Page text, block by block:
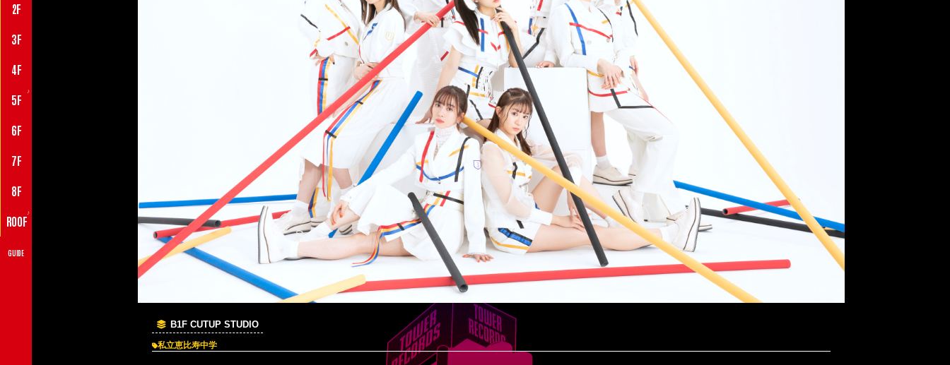
2F
3F
4F
5F
♪
6F
7F
8F
ROOF
♪
GUIDE
B1F CUTUP STUDIO
私立恵比寿中学